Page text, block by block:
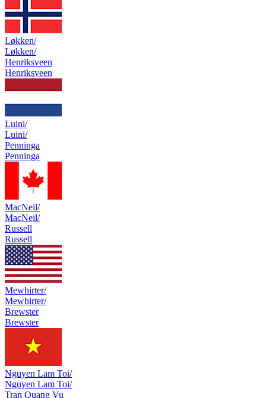
Løkken/
Løkken/
Henriksveen
Henriksveen
Luini/
Luini/
Penninga
Penninga
MacNeil/
MacNeil/
Russell
Russell
Mewhirter/
Mewhirter/
Brewster
Brewster
Nguyen Lam Toi/
Nguyen Lam Toi/
Tran Quang Vu